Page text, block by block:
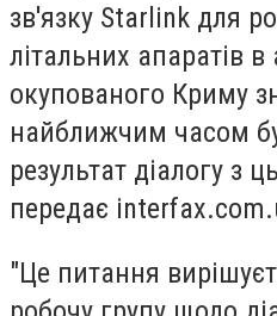
зв'язку Starlink для
літальних апаратів в
окупованого Криму
найближчим часом
результат діалогу з
передає
"Це питання